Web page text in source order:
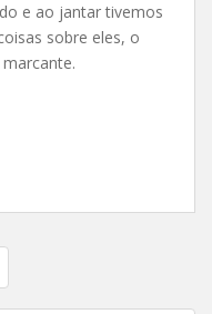
e ao jantar tivemos
sobre eles, o